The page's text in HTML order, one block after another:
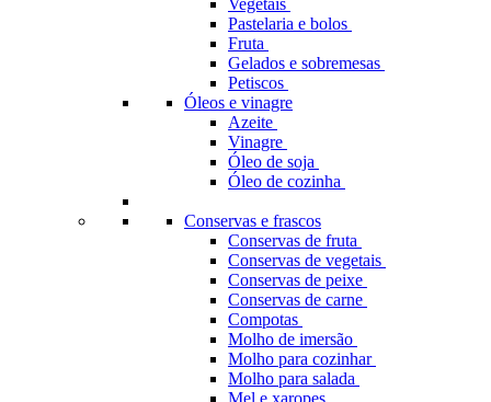
Vegetais
Pastelaria e bolos
Fruta
Gelados e sobremesas
Petiscos
Óleos e vinagre
Azeite
Vinagre
Óleo de soja
Óleo de cozinha
Conservas e frascos
Conservas de fruta
Conservas de vegetais
Conservas de peixe
Conservas de carne
Compotas
Molho de imersão
Molho para cozinhar
Molho para salada